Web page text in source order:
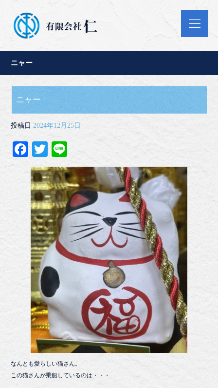
ニャー
ニャー
投稿日 2024年12月25日
Fa
ce
bo
ok
T
wi
tte
r
Li
ne
なんとも愛らしい猫さん。
この猫さんが乗船しているのは・・・